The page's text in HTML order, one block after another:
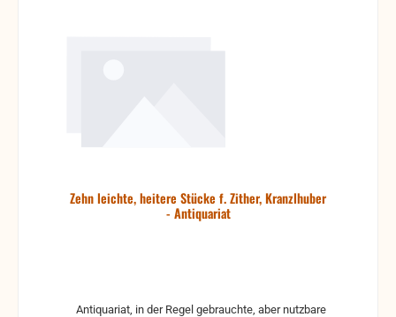
Zehn leichte, heitere Stücke f. Zither, Kranzlhuber
- Antiquariat